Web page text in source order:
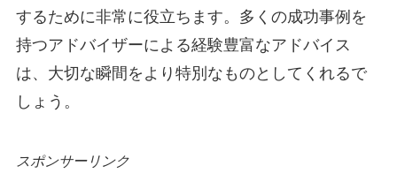
するために非常に役立ちます。多くの成功事例を
持つアドバイザーによる経験豊富なアドバイス
は、大切な瞬間をより特別なものとしてくれるで
しょう。
スポンサーリンク